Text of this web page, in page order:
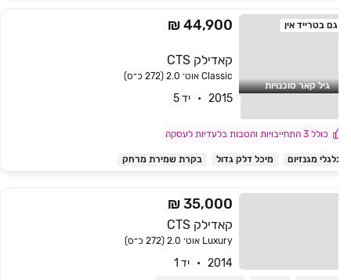
גם בטרייד אין
גיל קאר סוכנויות
קאדילק CTS
Classic אוט׳ 2.0 (272 כ״ס)
2015   •   יד 5
44,900 ₪
כולל 3 התחייבויות והטבות בלעדיות לעסקה
מגנזיום מיכל דלק גדול בקרת שמירת מרחק
קאדילק CTS
Luxury אוט׳ 2.0 (272 כ״ס)
2014   •   יד 1
35,000 ₪